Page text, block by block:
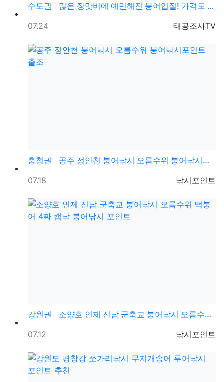
수도권
많은 장맛비에 예민해진 붕어입질! 가격도 저렴한 이 낚…
등록자
태공조사TV
등록일
07.24
충청권
공주 정안천 붕어낚시 오름수위 붕어낚시포인트 출조
등록자
낚시포인트
등록일
07.18
강원권
소양호 인제 신남 군축교 붕어낚시 오름수위 떡붕어 4짜…
등록자
낚시포인트
등록일
07.12